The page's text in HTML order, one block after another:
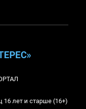
лет и старше (16+)